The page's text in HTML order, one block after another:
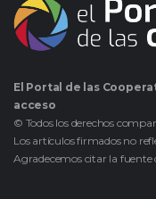
El Portal de las
acceso
© Todos los derechos
Los artículos firmados no
Agradecemos citar la